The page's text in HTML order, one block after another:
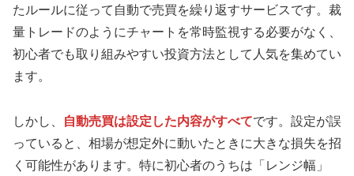
たルールに従って自動で売買を繰り返すサービスです。裁
量トレードのようにチャートを常時監視する必要がなく、
初心者でも取り組みやすい投資方法として人気を集めてい
ます。
しかし、 自動売買は設定した内容がすべてです。設定が誤
っていると、相場が想定外に動いたときに大きな損失を招
く可能性があります。特に初心者のうちは「レンジ幅」